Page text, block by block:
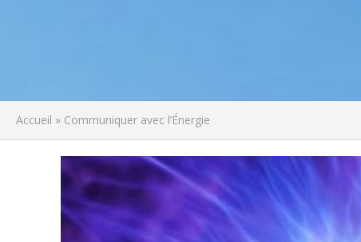
Accueil » Communiquer avec l’Énergie